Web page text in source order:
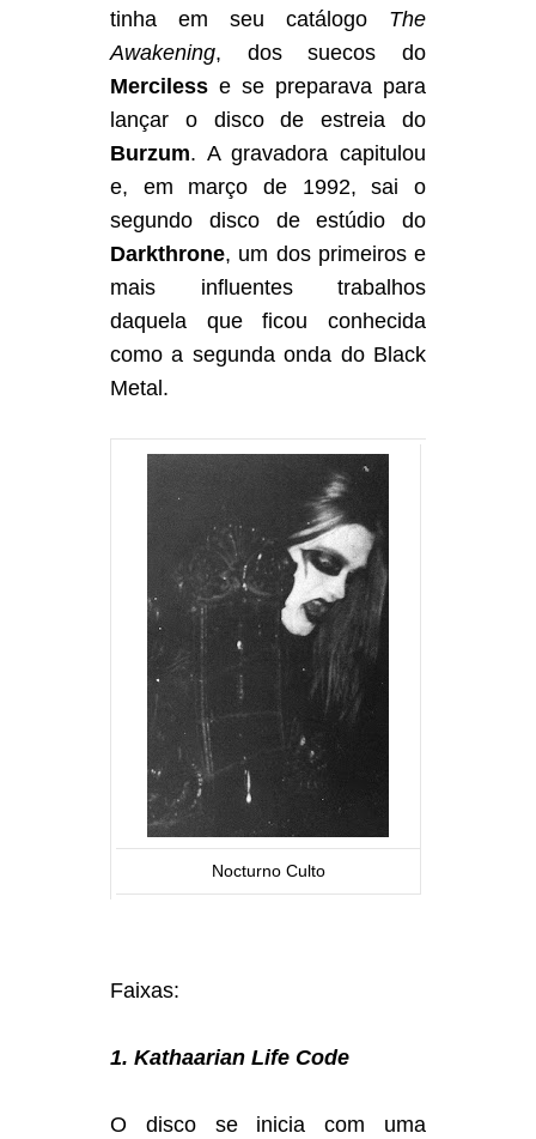
tinha em seu catálogo The
Awakening, dos suecos do
Merciless e se preparava para
lançar o disco de estreia do
Burzum. A gravadora capitulou
e, em março de 1992, sai o
segundo disco de estúdio do
Darkthrone, um dos primeiros e
mais influentes trabalhos
daquela que ficou conhecida
como a segunda onda do Black
Metal.
Nocturno Culto
Faixas:
1. Kathaarian Life Code
O disco se inicia com uma